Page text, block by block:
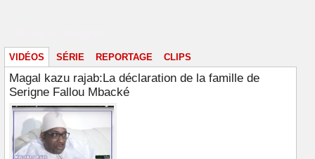
VIDÉOS SÉRIE REPORTAGE CLIPS
Magal kazu rajab:La déclaration de la famille de
Serigne Fallou Mbacké